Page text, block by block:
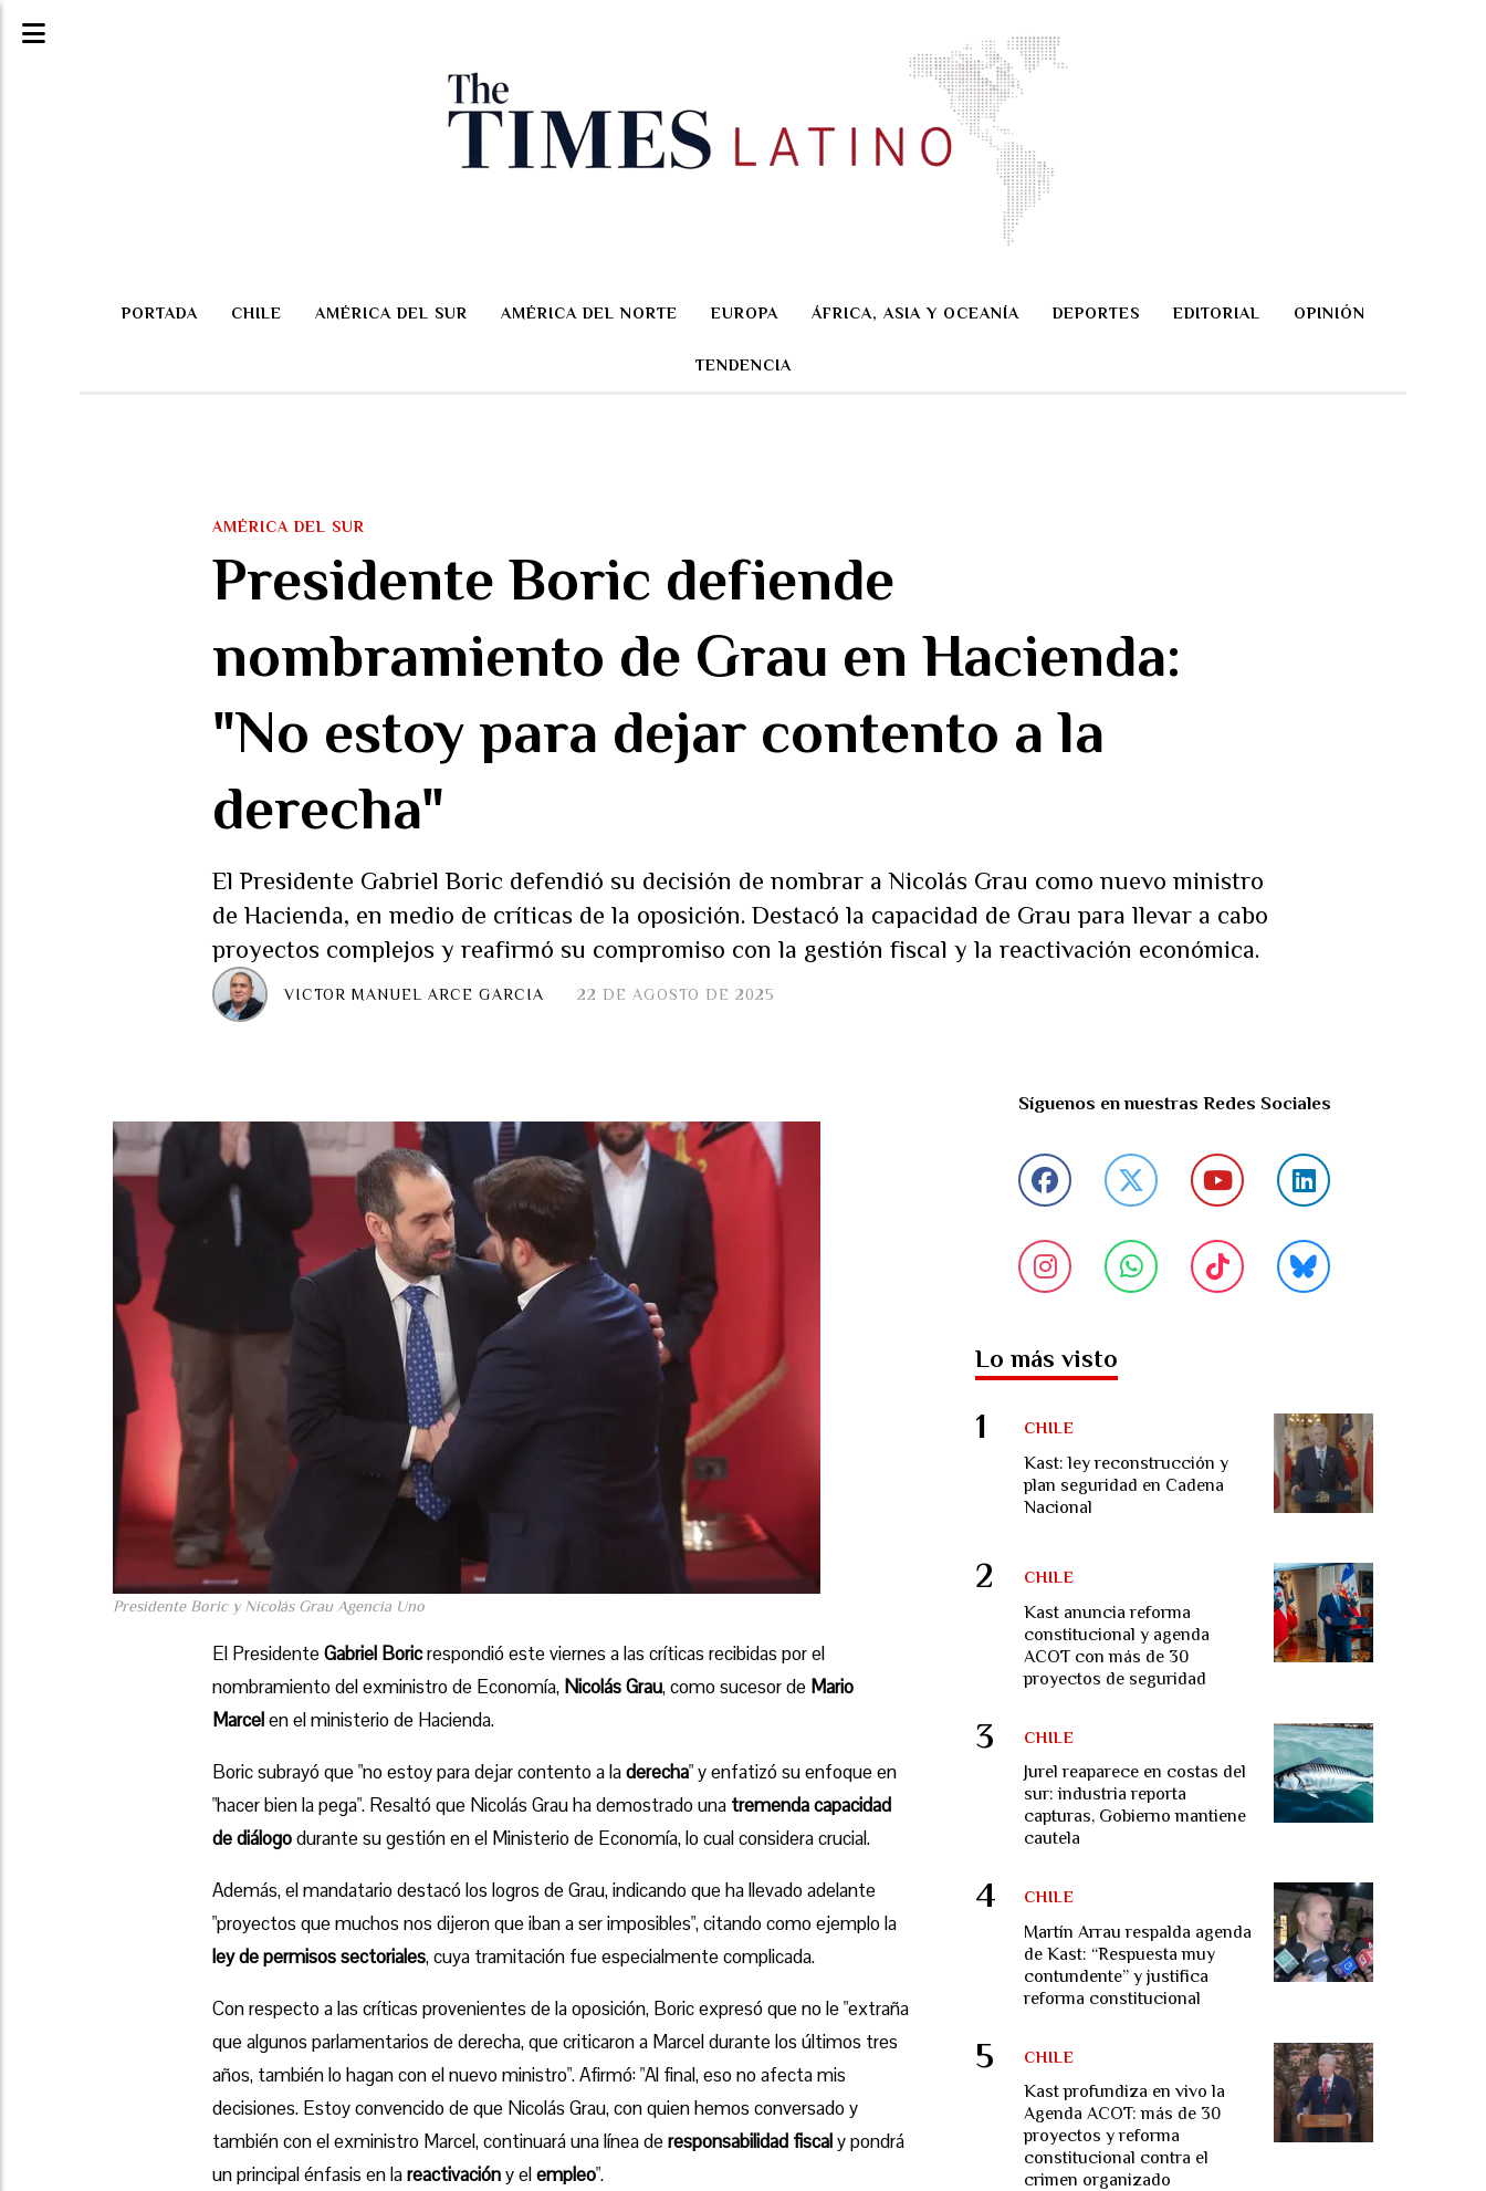
PORTADA CHILE AMÉRICA DEL SUR AMÉRICA DEL NORTE EUROPA ÁFRICA, ASIA Y OCEANÍA DEPORTES EDITORIAL OPINIÓN
TENDENCIA
Presidente Boric defiende
nombramiento de Grau en Hacienda:
"No estoy para dejar contento a la
derecha"
El Presidente Gabriel Boric defendió su decisión de nombrar a Nicolás Grau como nuevo ministro
de Hacienda, en medio de críticas de la oposición. Destacó la capacidad de Grau para llevar a cabo
proyectos complejos y reafirmó su compromiso con la gestión fiscal y la reactivación económica.
AMÉRICA DEL SUR
22 DE AGOSTO DE 2025
VICTOR MANUEL ARCE GARCIA
Presidente Boric y Nicolás Grau Agencia Uno
El PresidenteGabriel Boricrespondió este viernes a las críticas recibidas por el
nombramiento del exministro de Economía, Nicolás Grau, como sucesor de Mario
Marcelen el ministerio de Hacienda.
Boric subrayó que "no estoy para dejar contento a laderecha" y enfatizó su enfoque en
"hacer bien la pega". Resaltó que Nicolás Grau ha demostrado una tremenda capacidad
de diálogodurante su gestión en el Ministerio de Economía, lo cual considera crucial.
Además, el mandatario destacó los logros de Grau, indicando que ha llevado adelante
"proyectos que muchos nos dijeron que iban a ser imposibles", citando como ejemplo la
ley de permisos sectoriales, cuya tramitación fue especialmente complicada.
Con respecto a las críticas provenientes de la oposición, Boric expresó que no le "extraña
que algunos parlamentarios de derecha, que criticaron a Marcel durante los últimos tres
años, también lo hagan con el nuevo ministro". Afirmó: "Al final, eso no afecta mis
decisiones. Estoy convencido de que Nicolás Grau, con quien hemos conversado y
también con el exministro Marcel, continuará una línea deresponsabilidad fiscaly pondrá
un principal énfasis en lareactivacióny elempleo".
Síguenos en nuestras Redes Sociales
Lo más visto
Kast: ley reconstrucción y
plan seguridad en Cadena
Nacional
CHILE
Kast anuncia reforma
constitucional y agenda
ACOT con más de 30
proyectos de seguridad
CHILE
Jurel reaparece en costas del
sur: industria reporta
capturas, Gobierno mantiene
cautela
CHILE
Martín Arrau respalda agenda
de Kast: “Respuesta muy
contundente” y justifica
reforma constitucional
CHILE
Kast profundiza en vivo la
Agenda ACOT: más de 30
proyectos y reforma
constitucional contra el
crimen organizado
CHILE